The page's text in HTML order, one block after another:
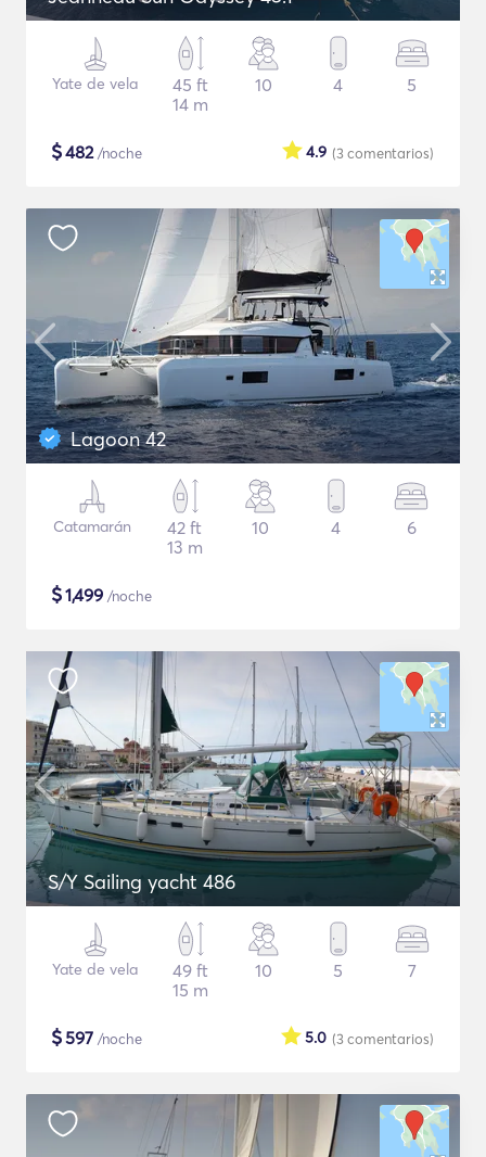
Yate de vela
45 ft
14 m
10 4 5
$482/noche (3comentarios)
4.9
Lagoon 42
Catamarán
42 ft
13 m
10 4 6
$1,499 /noche
S/Y Sailing yacht 486
Yate de vela
49 ft
15 m
10 5 7
$597 /noche (3comentarios)
5.0